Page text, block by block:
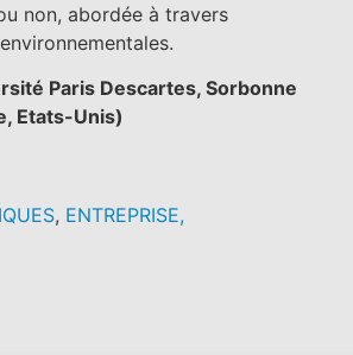
non, abordée à travers
Paris Descartes, Sorbonne
Etats-Unis)
, ENTREPRISE,